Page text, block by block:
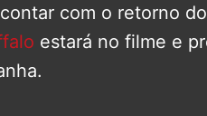
com o retorno
estará no filme e